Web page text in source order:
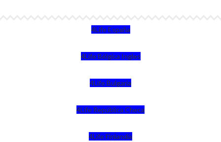
4Life España
4Life Bélgica Ingles
4Life Bulgaria
4Life República Checa
4Life Finlandia